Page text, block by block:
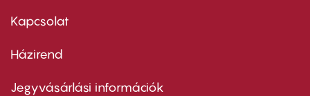
firstKapcsolat
Footer
second
Házirend
Jegyvásárlási információk